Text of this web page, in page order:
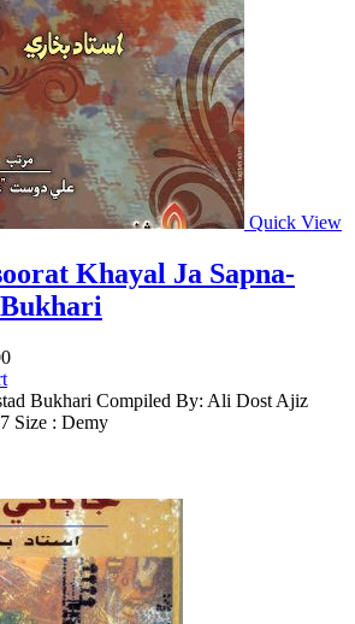
Quick View
Khayal Ja Sapna-
Bukhari Compiled By: Ali Dost Ajiz
Size : Demy